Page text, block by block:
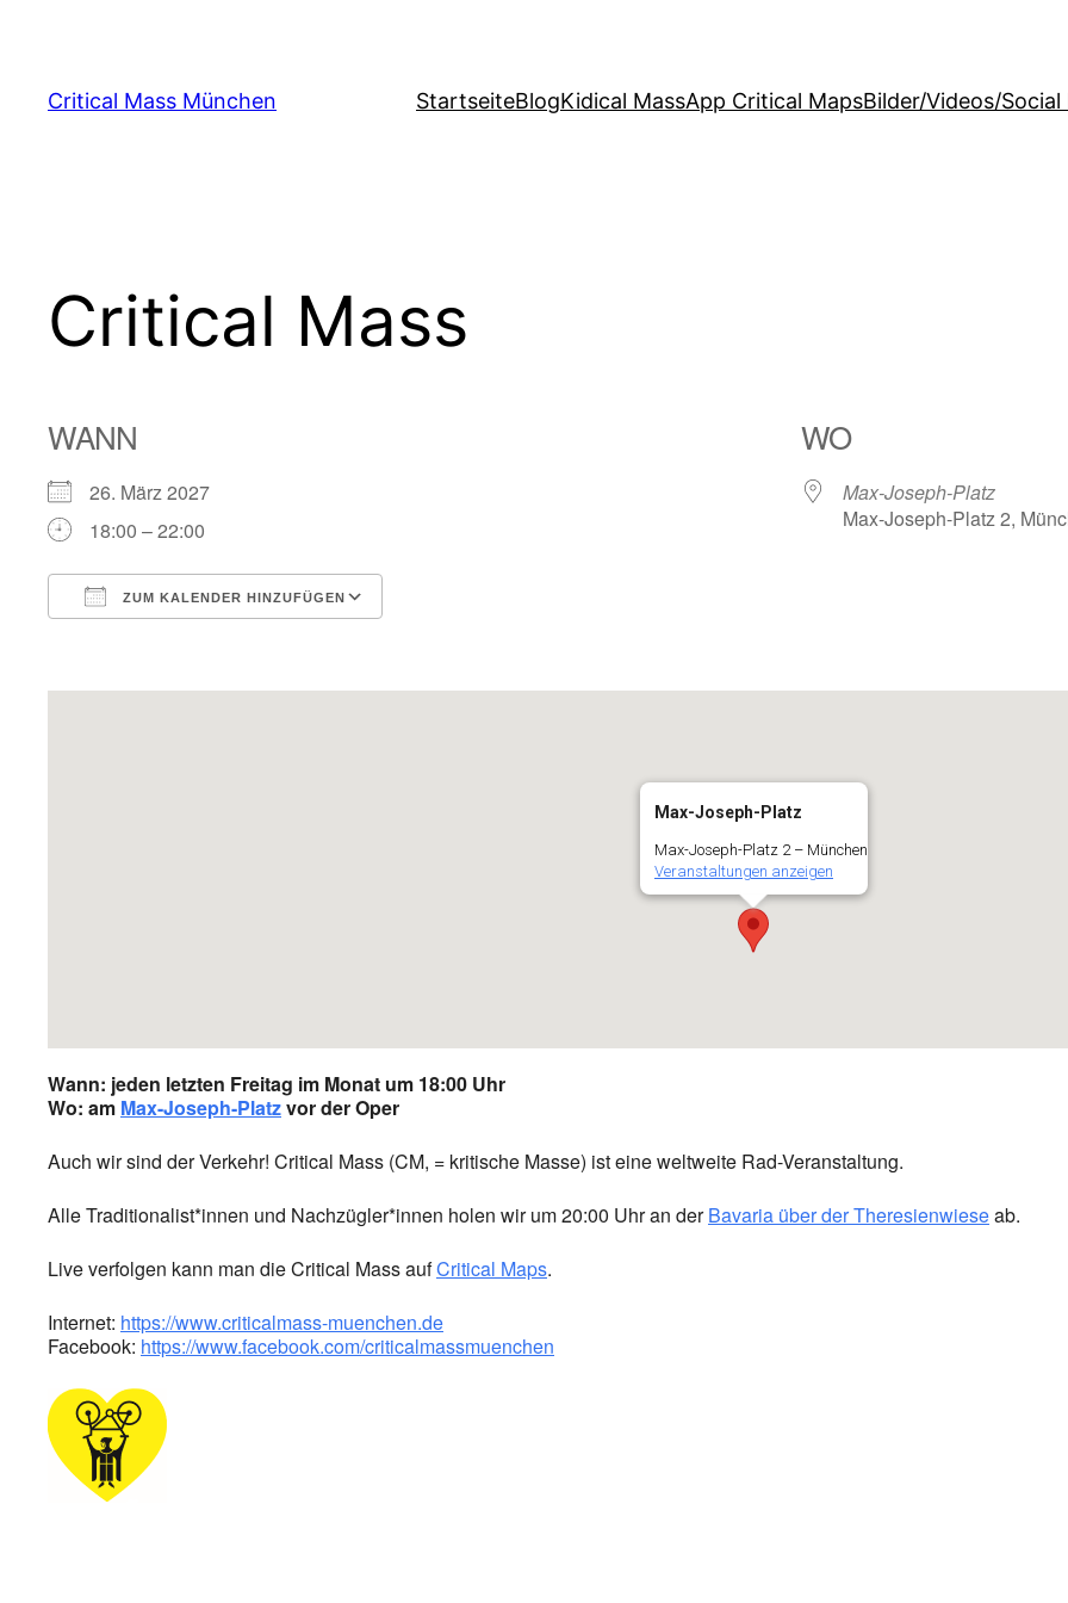
springen
Critical Mass München StartseiteBlogKidical MassApp Critical MapsBilder/Videos/Social
Critical Mass
WANN
26. März 2027
18:00 – 22:00
ZUM KALENDER HINZUFÜGEN
WO
Max-Joseph-Platz
Max-Joseph-Platz 2,
Max-Joseph-Platz
Max-Joseph-Platz 2 – München
Veranstaltungen anzeigen
Wann: jeden letzten Freitag im Monat um 18:00 Uhr
Wo: am Max-Joseph-Platzvor der Oper
Auch wir sind der Verkehr! Critical Mass (CM, = kritische Masse) ist eine weltweite Rad-Veranstaltung.
Alle Traditionalist*innen und Nachzügler*innen holen wir um 20:00 Uhr an derBavaria über der Theresienwieseab.
Live verfolgen kann man die Critical Mass aufCritical Maps.
Internet: https://www.criticalmass-muenchen.de
Facebook: https://www.facebook.com/criticalmassmuenchen